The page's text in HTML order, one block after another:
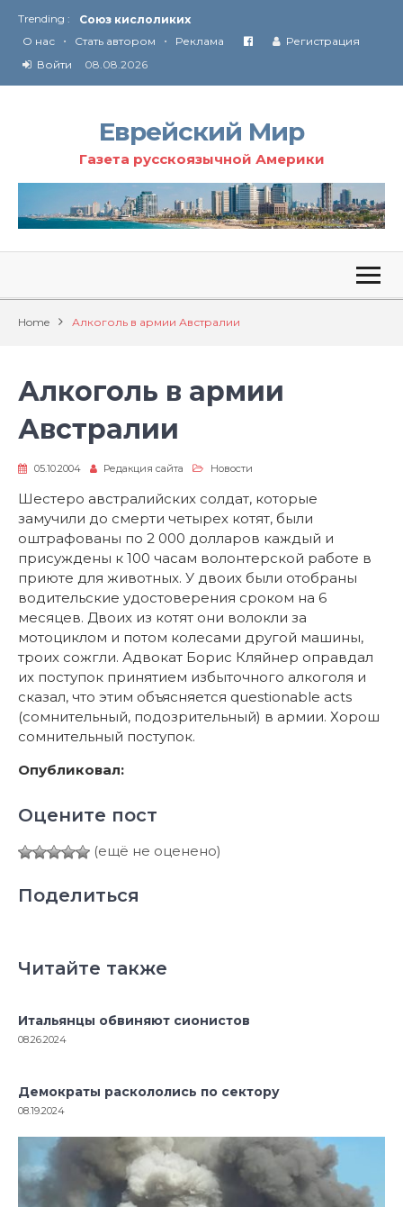
Trending :
Союз кислоликих
Соглашение США с Ираном
Технология Революции в Иране
О нас • Стать автором • Реклама
Регистрация
Войти
08.08.2026
Еврейский Мир
Газета русскоязычной Америки
Home Алкоголь в армии Австралии
Алкоголь в армии
Австралии
05.10.2004 Редакция сайта Новости
Шестеро австралийских солдат, которые
замучили до смерти четырех котят, были
оштрафованы по 2 000 долларов каждый и
присуждены к 100 часам волонтерской работе в
приюте для животных. У двоих были отобраны
водительские удостоверения сроком на 6
месяцев. Двоих из котят они волокли за
мотоциклом и потом колесами другой машины,
троих сожгли. Адвокат Борис Кляйнер оправдал
их поступок принятием избыточного алкоголя и
сказал, что этим объясняется questionable acts
(сомнительный, подозрительный) в армии. Хорош
сомнительный поступок.
Опубликовал:
Оцените пост
(ещё не оценено)
Поделиться
Читайте также
Итальянцы обвиняют сионистов
08.26.2024
Демократы раскололись по сектору
08.19.2024